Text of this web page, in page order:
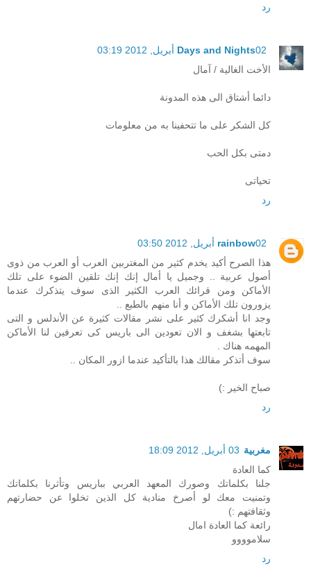
رد
Days and Nights02 أبريل, 2012 03:19
الأخت الغالية / آمال
دائما أشتاق الى هذه المدونة
كل الشكر على ما تتحفينا به من معلومات
دمتى بكل الحب
تحياتى
رد
rainbow02 أبريل, 2012 03:50
هذا الصرح أكيد يخدم كثير من المغتربين العرب أو العرب من ذوى
أصول عربية .. وجميل يا أمال إنك إنك تلقين الضوء على تلك
الأماكن ومن قرائك العرب الكثير الذى سوف يتذكرك عندما
يزورون تلك الأماكن و أنا منهم بالطبع ..
وجد انا أشكرك كثير على نشر مقالات كثيرة عن الأندلس و التى
تابعتها بشغف و الان تعودين الى باريس كى تعرفين لنا الأماكن
المهمه هناك .
سوف أتذكر مقالك هذا بالتأكيد عندما ازور المكان ..
صباح الخير :)
رد
مغربية 03 أبريل, 2012 18:09
كما العادة
جلنا بكلماتك وصورك المعهد العربي بباريس وتأثرنا بكلماتك
وتمنيت معك لو أصرخ منادية كل الذين تخلوا عن حضارتهم
وثقافتهم :)
رائعة كما العادة امال
سلاموووو
رد